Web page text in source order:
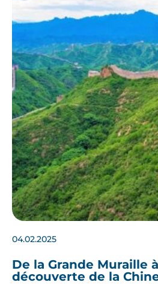
04.02.2025
De la Grande Muraille
découverte de la